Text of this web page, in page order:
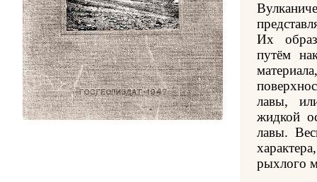
Их
путём
лавы,
жидкой
лавы.
рыхлого